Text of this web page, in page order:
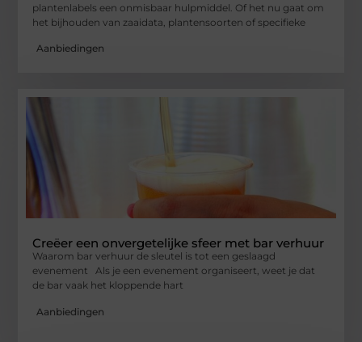
plantenlabels een onmisbaar hulpmiddel. Of het nu gaat om
het bijhouden van zaaidata, plantensoorten of specifieke
Aanbiedingen
Creëer een onvergetelijke sfeer met bar verhuur
Waarom bar verhuur de sleutel is tot een geslaagd
evenement Als je een evenement organiseert, weet je dat
de bar vaak het kloppende hart
Aanbiedingen